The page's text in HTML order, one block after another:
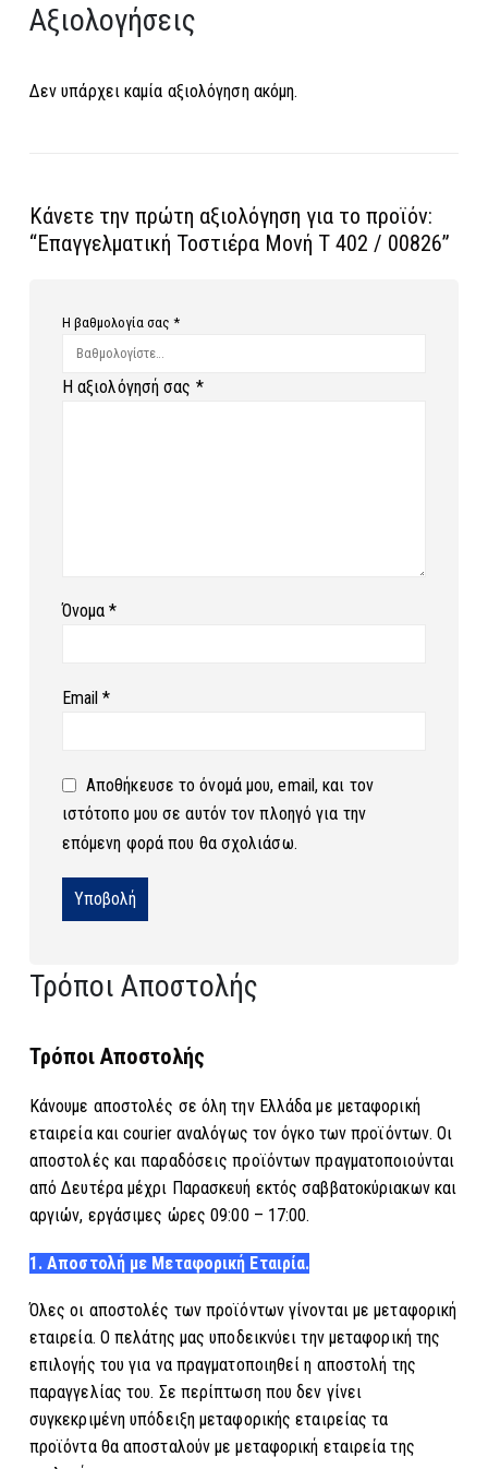
Αξιολογήσεις
Δεν υπάρχει καμία αξιολόγηση ακόμη.
Κάνετε την πρώτη αξιολόγηση για το προϊόν:
“Επαγγελματική Τοστιέρα Μονή Τ 402 / 00826”
Η βαθμολογία σας *
Η αξιολόγησή σας *
Όνομα*
Email*
Αποθήκευσε το όνομά μου, email, και τον
ιστότοπο μου σε αυτόν τον πλοηγό για την
επόμενη φορά που θα σχολιάσω.
Τρόποι Αποστολής
Τρόποι Αποστολής
Κάνουμε αποστολές σε όλη την Ελλάδα με μεταφορική
εταιρεία και courier αναλόγως τον όγκο των προϊόντων. Οι
αποστολές και παραδόσεις προϊόντων πραγματοποιούνται
από Δευτέρα μέχρι Παρασκευή εκτός σαββατοκύριακων και
αργιών, εργάσιμες ώρες 09:00 – 17:00.
1. Αποστολή με Μεταφορική Εταιρία.
Όλες οι αποστολές των προϊόντων γίνονται με μεταφορική
εταιρεία. Ο πελάτης μας υποδεικνύει την μεταφορική της
επιλογής του για να πραγματοποιηθεί η αποστολή της
παραγγελίας του. Σε περίπτωση που δεν γίνει
συγκεκριμένη υπόδειξη μεταφορικής εταιρείας τα
προϊόντα θα αποσταλούν με μεταφορική εταιρεία της